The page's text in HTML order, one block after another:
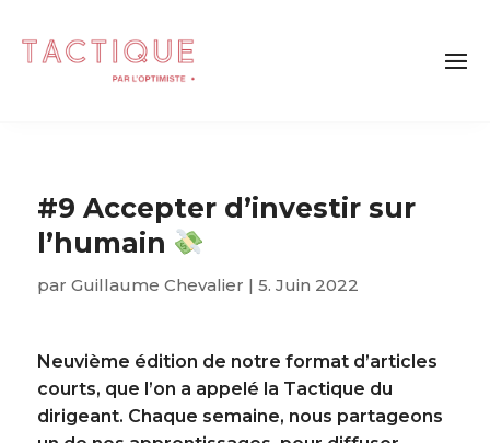
#9 Accepter d’investir sur
l’humain
par Guillaume Chevalier | 5. Juin 2022
Neuvième édition de notre format d’articles
courts, que l’on a appelé la Tactique du
dirigeant. Chaque semaine, nous partageons